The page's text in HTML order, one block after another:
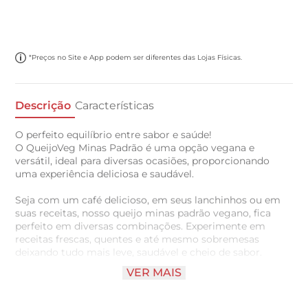
*Preços no Site e App podem ser diferentes das Lojas Físicas.
Descrição Características
O perfeito equilíbrio entre sabor e saúde!
O QueijoVeg Minas Padrão é uma opção vegana e
versátil, ideal para diversas ocasiões, proporcionando
uma experiência deliciosa e saudável.
Seja com um café delicioso, em seus lanchinhos ou em
suas receitas, nosso queijo minas padrão vegano, fica
perfeito em diversas combinações. Experimente em
receitas frescas, quentes e até mesmo sobremesas
deixando tudo mais leve, saudável e cheio de sabor.
- 100% vegetal: Adequado para todos os estilos de vida.
VER MAIS